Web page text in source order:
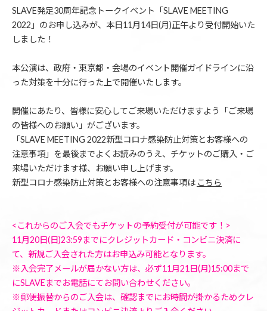
FAQ
SLAVE発足30周年記念トークイベント「SLAVE MEETING
2022」のお申し込みが、本日11月14日(月)正午より受付開始いた
しました！
本公演は、政府・東京都・会場のイベント開催ガイドラインに沿
った対策を十分に行った上で開催いたします。
開催にあたり、皆様に安心してご来場いただけますよう「ご来場
の皆様へのお願い」がございます。
「SLAVE MEETING 2022新型コロナ感染防止対策とお客様への
注意事項」を最後までよくお読みのうえ、チケットのご購入・ご
来場いただけます様、お願い申し上げます。
新型コロナ感染防止対策とお客様への注意事項は こちら
<これからのご入会でもチケットの予約受付が可能です！>
11月20日(日)23:59までにクレジットカード・コンビニ決済に
て、新規ご入会された方はお申込み可能となります。
※入会完了メールが届かない方は、必ず11月21日(月)15:00まで
にSLAVEまでお電話にてお問い合わせください。
※郵便振替からのご入会は、確認までにお時間が掛かるためクレ